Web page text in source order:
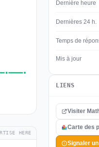
HERE
Dernière heure
Dernières 24 h.
Temps de
Mis à jour
LIENS
Visiter
Carte des
Signaler